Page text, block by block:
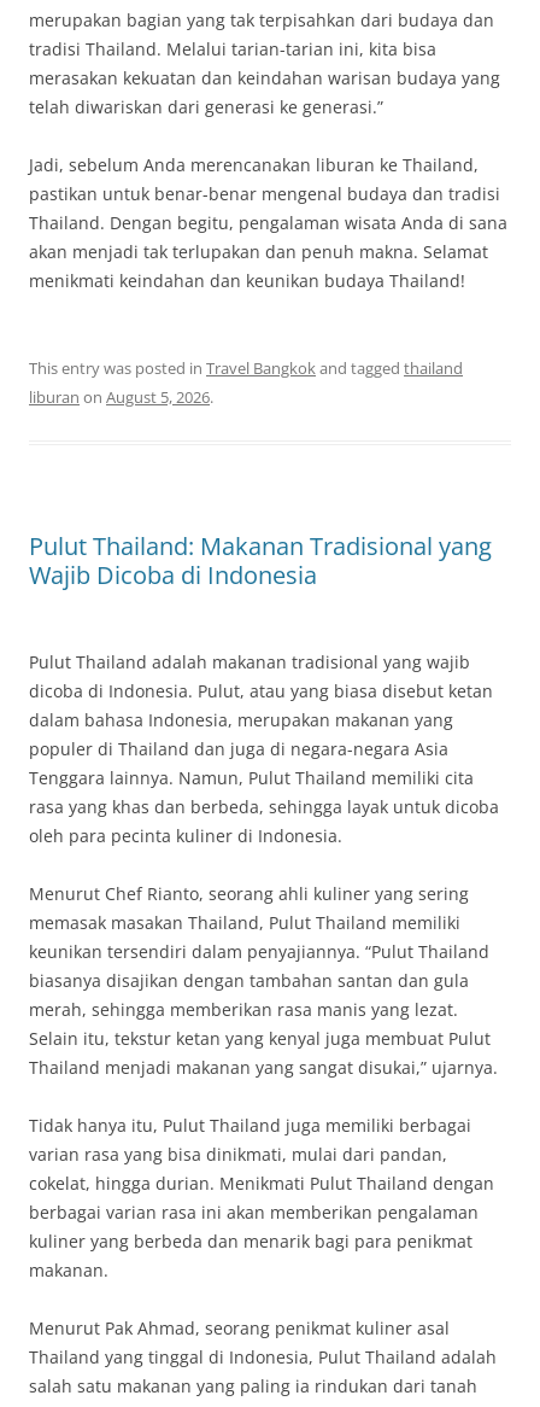
merupakan bagian yang tak terpisahkan dari budaya dan
tradisi Thailand. Melalui tarian-tarian ini, kita bisa
merasakan kekuatan dan keindahan warisan budaya yang
telah diwariskan dari generasi ke generasi.”
Jadi, sebelum Anda merencanakan liburan ke Thailand,
pastikan untuk benar-benar mengenal budaya dan tradisi
Thailand. Dengan begitu, pengalaman wisata Anda di sana
akan menjadi tak terlupakan dan penuh makna. Selamat
menikmati keindahan dan keunikan budaya Thailand!
This entry was posted in Travel Bangkokand tagged thailand
liburan on August 5, 2026.
Pulut Thailand: Makanan Tradisional yang
Wajib Dicoba di Indonesia
Pulut Thailand adalah makanan tradisional yang wajib
dicoba di Indonesia. Pulut, atau yang biasa disebut ketan
dalam bahasa Indonesia, merupakan makanan yang
populer di Thailand dan juga di negara-negara Asia
Tenggara lainnya. Namun, Pulut Thailand memiliki cita
rasa yang khas dan berbeda, sehingga layak untuk dicoba
oleh para pecinta kuliner di Indonesia.
Menurut Chef Rianto, seorang ahli kuliner yang sering
memasak masakan Thailand, Pulut Thailand memiliki
keunikan tersendiri dalam penyajiannya. “Pulut Thailand
biasanya disajikan dengan tambahan santan dan gula
merah, sehingga memberikan rasa manis yang lezat.
Selain itu, tekstur ketan yang kenyal juga membuat Pulut
Thailand menjadi makanan yang sangat disukai,” ujarnya.
Tidak hanya itu, Pulut Thailand juga memiliki berbagai
varian rasa yang bisa dinikmati, mulai dari pandan,
cokelat, hingga durian. Menikmati Pulut Thailand dengan
berbagai varian rasa ini akan memberikan pengalaman
kuliner yang berbeda dan menarik bagi para penikmat
makanan.
Menurut Pak Ahmad, seorang penikmat kuliner asal
Thailand yang tinggal di Indonesia, Pulut Thailand adalah
salah satu makanan yang paling ia rindukan dari tanah